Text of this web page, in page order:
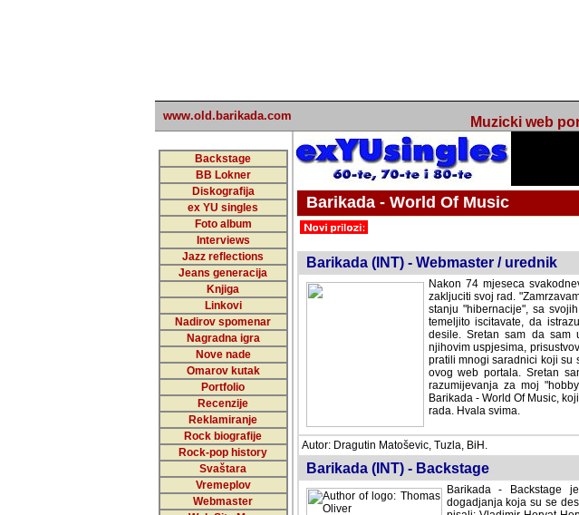
www.old.barikada.com Muzicki web
Backstage
BB Lokner
Diskografija
ex YU singles
Foto album
Interviews
Jazz reflections
Jeans generacija
Knjiga
Linkovi
Nadirov spomenar
Nagradna igra
Nove nade
Omarov kutak
Portfolio
Recenzije
Reklamiranje
Rock biografije
Rock-pop history
Svaštara
Vremeplov
Webmaster
Barikada - World Of Music
Barikada (INT) - Webmaster / urednik
Nakon 74 mjeseca
zakljuciti svoj rad.
stanju "hibernacije", sa
temeljito iscitavate, da
Sretan sam da sam u
uspjesima, prisustvovati
mnogi saradnici koji su
web portala. Sretan sam
razumijevanja za moj
Barikada - World Of Music,
rada. Hvala svima.
Autor: Dragutin Matoševic, Tuzla, BiH.
Barikada (INT) - Backstage
Barikada - Backstage
dogadjanja koja su se